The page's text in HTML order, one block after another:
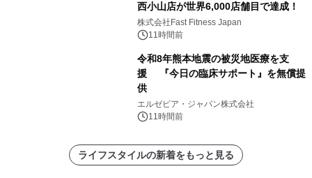
西小山店が世界6,000店舗目で達成！
株式会社Fast Fitness Japan
11時間前
令和8年熊本地震の被災地医療を支
援 『今日の臨床サポート』を無償提
供
エルゼビア・ジャパン株式会社
11時間前
ライフスタイルの新着をもっと見る